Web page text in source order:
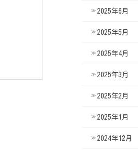
2025年6月
2025年5月
2025年4月
2025年3月
2025年2月
2025年1月
2024年12月